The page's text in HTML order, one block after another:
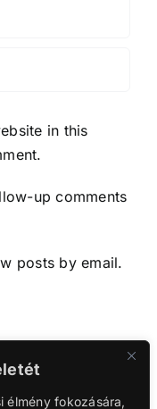
élmény fokozására,
in this
up comments
posts by email.